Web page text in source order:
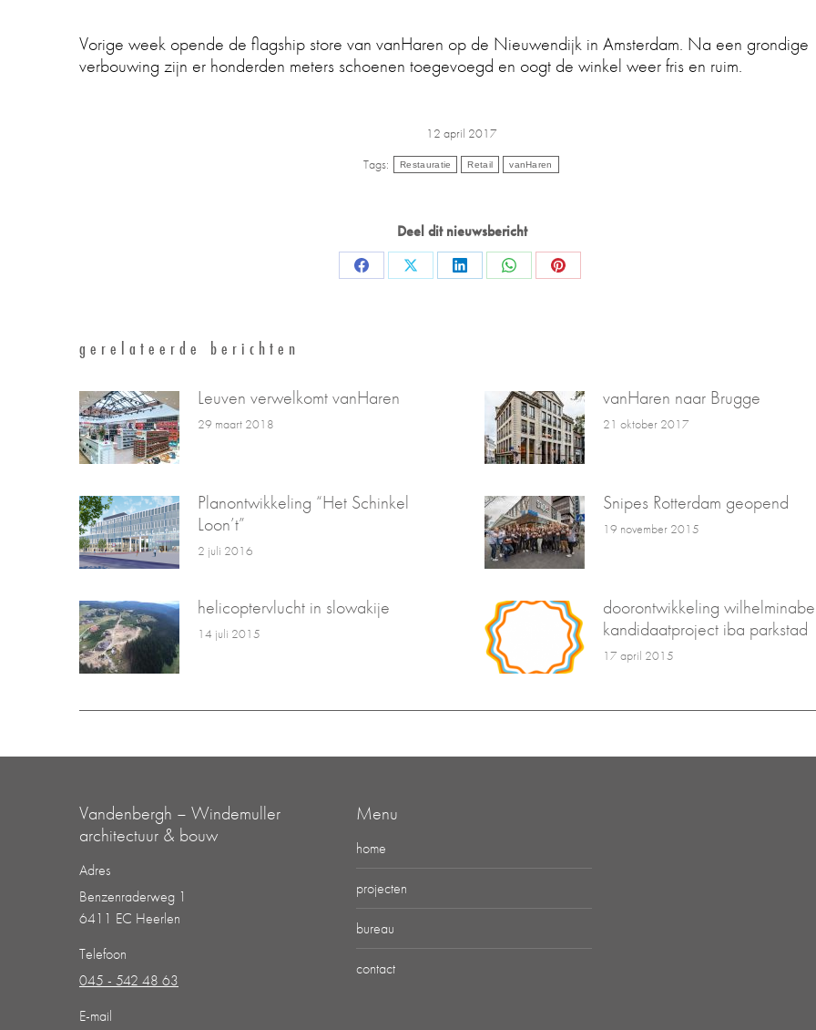
Vorige week opende de flagship store van vanHaren op de Nieuwendijk in Amsterdam. Na een grondige
verbouwing zijn er honderden meters schoenen toegevoegd en oogt de winkel weer fris en ruim.
12 april 2017
Tags:
Restauratie Retail vanHaren
Deel dit nieuwsbericht
Share
Share
Share
Share
Share
gerelateerde berichten
Leuven verwelkomt vanHaren
29 maart 2018
vanHaren naar Brugge
21 oktober 2017
Planontwikkeling “Het Schinkel
Loon’t”
2 juli 2016
Snipes Rotterdam geopend
19 november 2015
helicoptervlucht in slowakije
14 juli 2015
doorontwikkeling
kandidaatproject iba parkstad
17 april 2015
Vandenbergh – Windemuller
architectuur & bouw
Adres
Benzenraderweg 1
6411 EC Heerlen
Telefoon
045 - 542 48 63
E-mail
Menu
home
projecten
bureau
contact